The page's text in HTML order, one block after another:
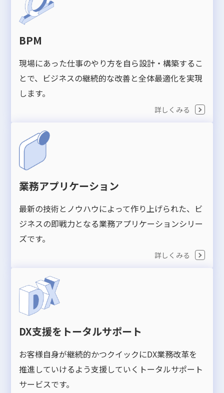
BPM
現場にあった仕事のやり方を自ら設計・構築するこ
とで、ビジネスの継続的な改善と全体最適化を実現
します。
詳しくみる
業務アプリケーション
最新の技術とノウハウによって作り上げられた、ビ
ジネスの即戦力となる業務アプリケーションシリー
ズです。
詳しくみる
DX支援をトータルサポート
お客様自身が継続的かつクイックにDX業務改革を
推進していけるよう支援していくトータルサポート
サービスです。